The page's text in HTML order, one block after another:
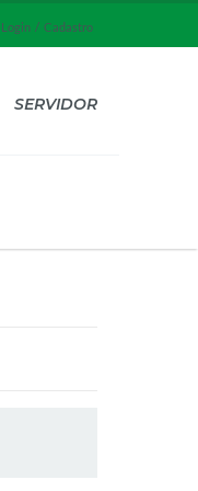
Login / Cadastro
SERVIDOR